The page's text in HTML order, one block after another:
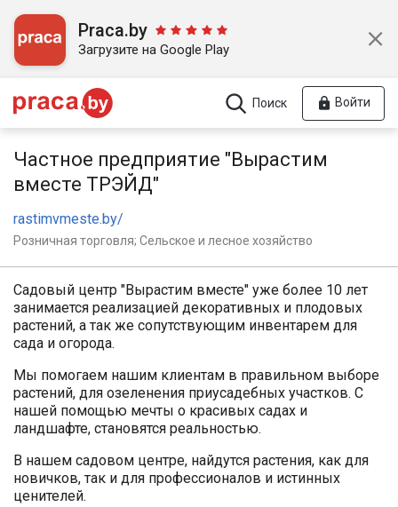
Praca.by
Загрузите на Google Play
Поиск Войти
Частное предприятие "Вырастим
вместе ТРЭЙД"
rastimvmeste.by/
Розничная торговля; Сельское и лесное хозяйство
Садовый центр "Вырастим вместе" уже более 10 лет
занимается реализацией декоративных и плодовых
растений, а так же сопутствующим инвентарем для
сада и огорода.
Мы помогаем нашим клиентам в правильном выборе
растений, для озеленения приусадебных участков. С
нашей помощью мечты о красивых садах и
ландшафте, становятся реальностью.
В нашем садовом центре, найдутся растения, как для
новичков, так и для профессионалов и истинных
ценителей.